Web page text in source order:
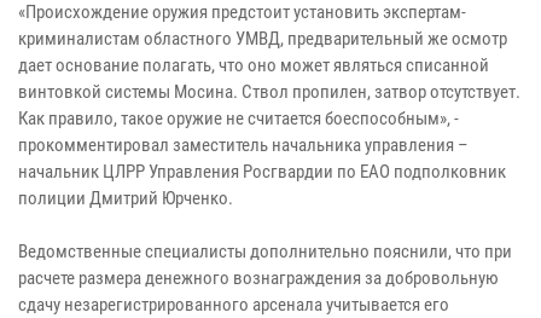
«Происхождение оружия предстоит установить экспертам-
криминалистам областного УМВД, предварительный же осмотр
дает основание полагать, что оно может являться списанной
винтовкой системы Мосина. Ствол пропилен, затвор отсутствует.
Как правило, такое оружие не считается боеспособным», -
прокомментировал заместитель начальника управления –
начальник ЦЛРР Управления Росгвардии по ЕАО подполковник
полиции Дмитрий Юрченко.
Ведомственные специалисты дополнительно пояснили, что при
расчете размера денежного вознаграждения за добровольную
сдачу незарегистрированного арсенала учитывается его